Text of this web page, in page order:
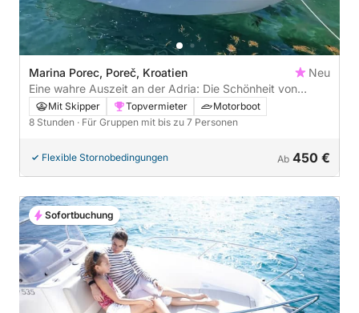
Marina Porec, Poreč, Kroatien
Neu
Eine wahre Auszeit an der Adria: Die Schönheit von
PorečMit Skipper Topvermieter
Motorboot
8 Stunden · Für Gruppen mit bis zu 7 Personen
Flexible Stornobedingungen Ab 450 €
Sofortbuchung